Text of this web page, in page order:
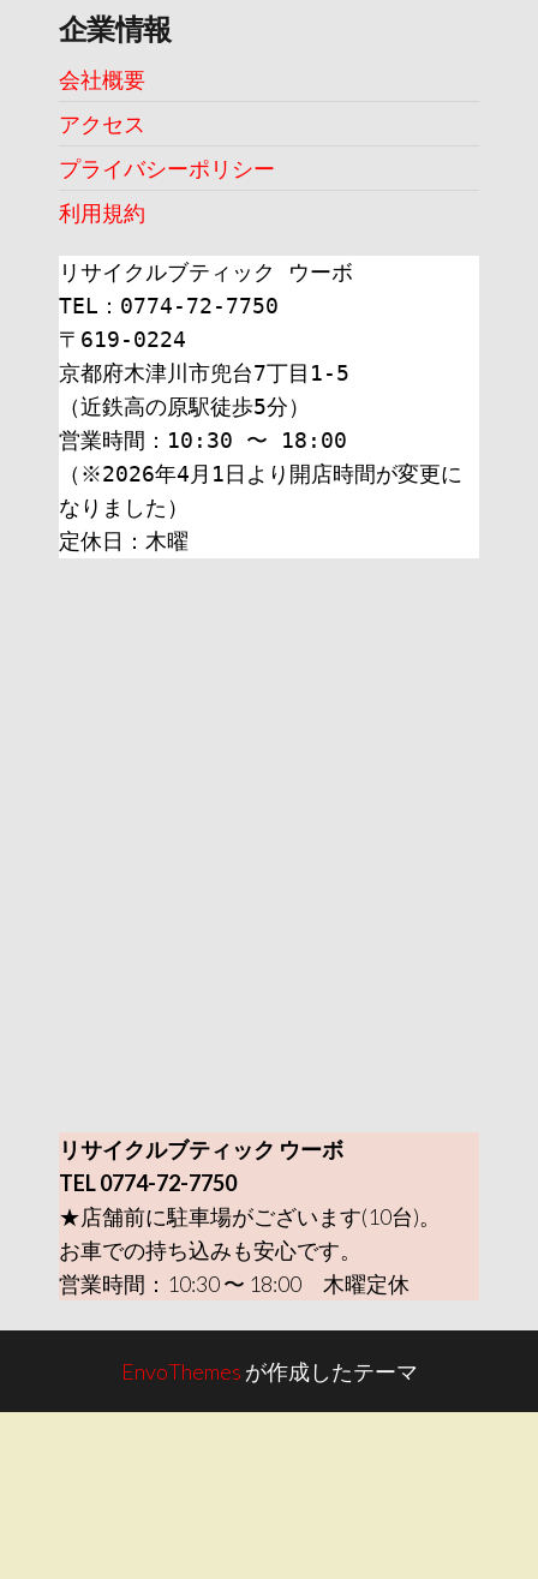
企業情報
会社概要
アクセス
プライバシーポリシー
利用規約
リサイクルブティック ウーボ
TEL：0774-72-7750
〒619-0224
京都府木津川市兜台7丁目1-5
（近鉄高の原駅徒歩5分）
営業時間：10:30 〜 18:00
（※2026年4月1日より開店時間が変更に
なりました）
定休日：木曜
リサイクルブティック ウーボ
TEL 0774-72-7750
★店舗前に駐車場がございます(10台)。
お車での持ち込みも安心です。
営業時間：10:30 〜 18:00 木曜定休
EnvoThemes が作成したテーマ